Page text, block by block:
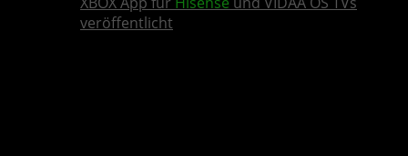
veröffentlicht